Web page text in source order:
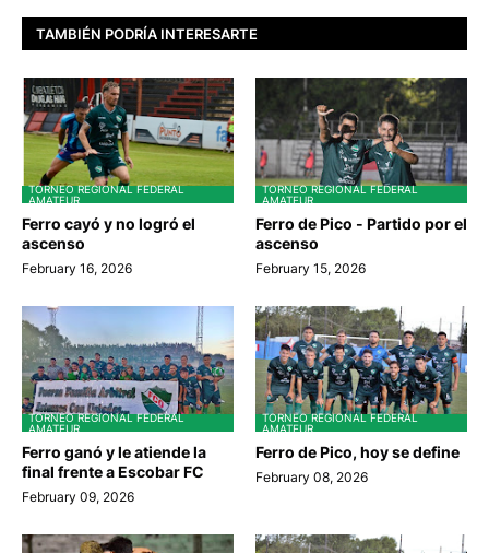
TAMBIÉN PODRÍA INTERESARTE
TORNEO REGIONAL FEDERAL
AMATEUR
Ferro cayó y no logró el
ascenso
February 16, 2026
TORNEO REGIONAL FEDERAL
AMATEUR
Ferro de Pico - Partido por el
ascenso
February 15, 2026
TORNEO REGIONAL FEDERAL
AMATEUR
Ferro ganó y le atiende la
final frente a Escobar FC
February 09, 2026
TORNEO REGIONAL FEDERAL
AMATEUR
Ferro de Pico, hoy se define
February 08, 2026